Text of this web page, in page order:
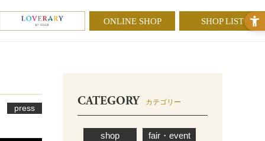
ONLINE SHOP SHOP LIST
press CATEGORY カテゴリー
shop
fair・event